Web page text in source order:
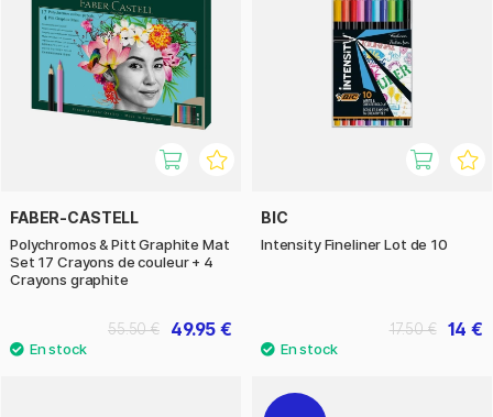
FABER-CASTELL
Polychromos & Pitt Graphite Mat
Set 17 Crayons de couleur + 4
Crayons graphite
49.95 €
55.50 €
BIC
Intensity Fineliner Lot de 10
14 €
17.50 €